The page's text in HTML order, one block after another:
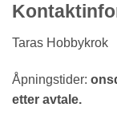
Taras Hobbykrok
Åpningstider:
etter avtale.